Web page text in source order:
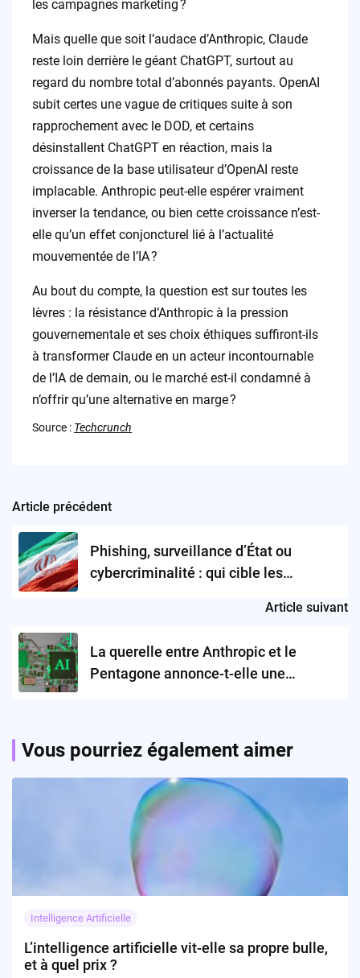
les campagnes marketing ?
Mais quelle que soit l’audace d’Anthropic, Claude
reste loin derrière le géant ChatGPT, surtout au
regard du nombre total d’abonnés payants. OpenAI
subit certes une vague de critiques suite à son
rapprochement avec le DOD, et certains
désinstallent ChatGPT en réaction, mais la
croissance de la base utilisateur d’OpenAI reste
implacable. Anthropic peut-elle espérer vraiment
inverser la tendance, ou bien cette croissance n’est-
elle qu’un effet conjoncturel lié à l’actualité
mouvementée de l’IA ?
Au bout du compte, la question est sur toutes les
lèvres : la résistance d’Anthropic à la pression
gouvernementale et ses choix éthiques suffiront-ils
à transformer Claude en un acteur incontournable
de l’IA de demain, ou le marché est-il condamné à
n’offrir qu’une alternative en marge ?
Source : Techcrunch
Post
navigation
Article précédent
Phishing, surveillance d’État ou
cybercriminalité : qui cible les
Article suivant
La querelle entre Anthropic et le
Pentagone annonce-t-elle une
l’intelligence artificielle ?
Vous pourriez également aimer
Intelligence Artificielle
L’intelligence artificielle vit-elle sa propre bulle,
et à quel prix ?